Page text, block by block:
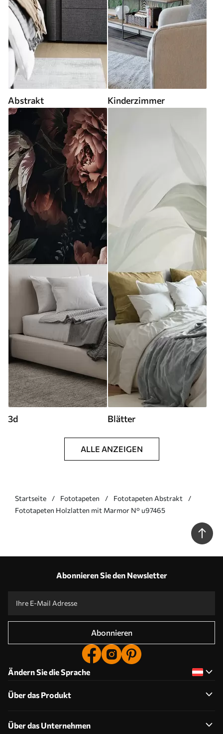
Abstrakt Kinderzimmer
3d Blätter
ALLE ANZEIGEN
Startseite Fototapeten
Fototapeten Abstrakt
Fototapeten Holzlatten mit Marmor N° u97465
Abonnieren Sie den Newsletter
Abonnieren
Ändern Sie die Sprache
Über das Produkt
Über das Unternehmen